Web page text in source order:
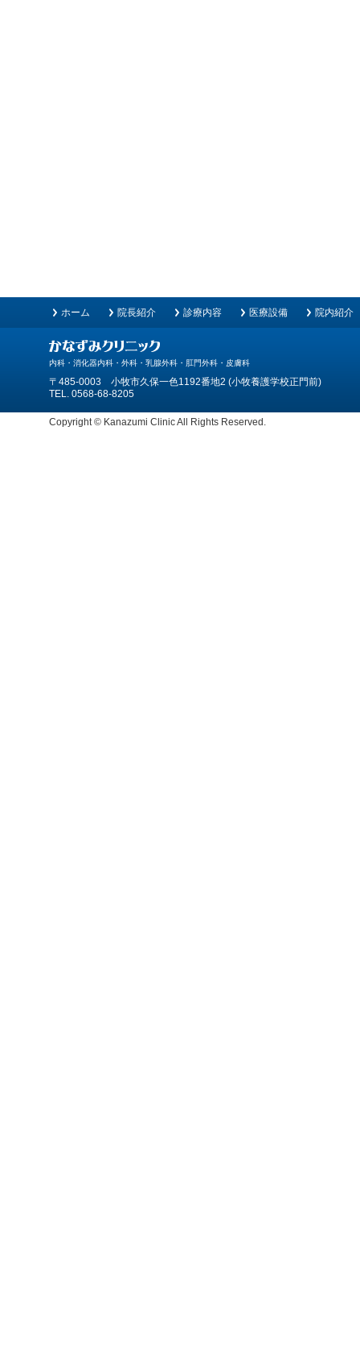
ホーム 院長紹介 診療内容 医療設備 院内紹介
内科・消化器内科・外科・乳腺外科・肛門外科・皮膚科
〒485-0003 小牧市久保一色1192番地2 (小牧養護学校正門前)
TEL. 0568-68-8205
Copyright © Kanazumi Clinic All Rights Reserved.